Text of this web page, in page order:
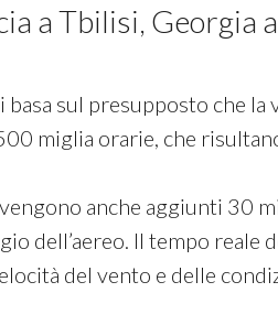
a Tbilisi, Georgia
sul presupposto che la
miglia orarie, che
anche aggiunti 30
dell’aereo. Il tempo reale
del vento e delle